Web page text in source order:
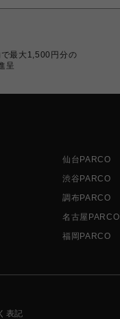
最大1,500円分の
呈
仙台PARCO
渋谷PARCO
調布PARCO
名古屋PARCO
福岡PARCO
表記